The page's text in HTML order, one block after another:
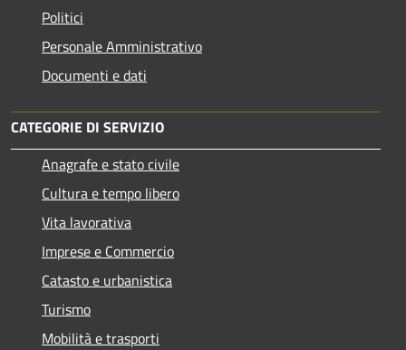
Politici
Personale Amministrativo
Documenti e dati
CATEGORIE DI SERVIZIO
Anagrafe e stato civile
Cultura e tempo libero
Vita lavorativa
Imprese e Commercio
Catasto e urbanistica
Turismo
Mobilità e trasporti